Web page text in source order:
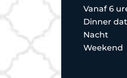
Vanaf 6
Dinner
Nacht
Weekend